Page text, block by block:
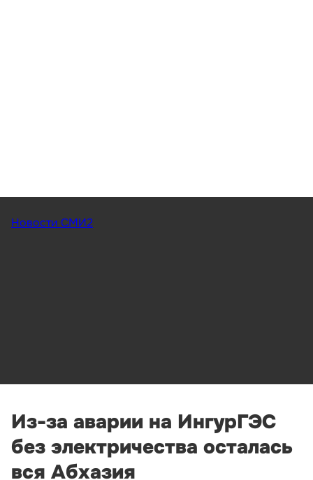
Новости СМИ2
Из-за аварии на ИнгурГЭС
без электричества осталась
вся Абхазия